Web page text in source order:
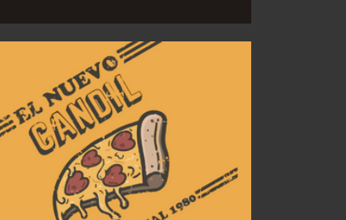
Último partido vs. Platense en el LDA
AGO 06, 2026